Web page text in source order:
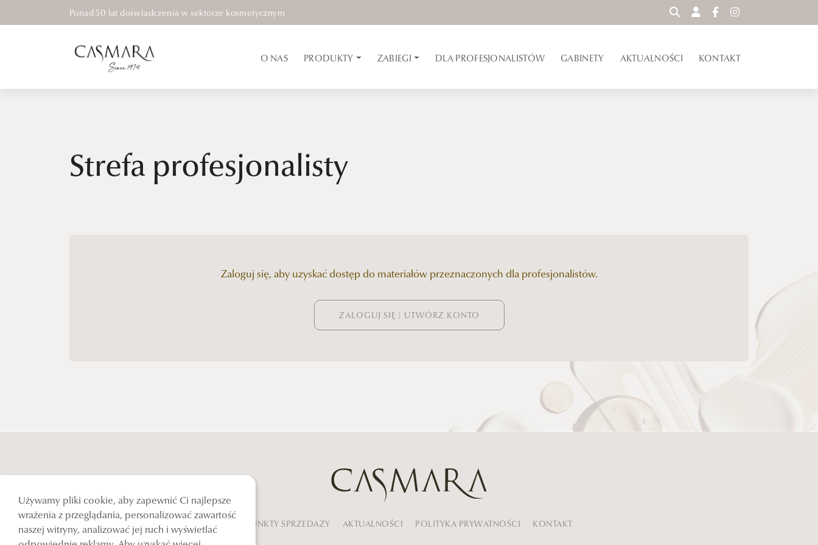
Ponad 50 lat doświadczenia w sektorze kosmetycznym
O NAS PRODUKTY ZABIEGI DLA PROFESJONALISTÓW GABINETY AKTUALNOŚCI KONTAKT
Strefa profesjonalisty
Zaloguj się, aby uzyskać dostęp do materiałów przeznaczonych dla profesjonalistów.
ZALOGUJ SIĘ | UTWÓRZ KONTO
PUNKTY SPRZEDAŻY AKTUALNOŚCI POLITYKA PRYWATNOŚCI KONTAKT
Używamy pliki cookie, aby zapewnić Ci najlepsze
wrażenia z przeglądania, personalizować zawartość
naszej witryny, analizować jej ruch i wyświetlać